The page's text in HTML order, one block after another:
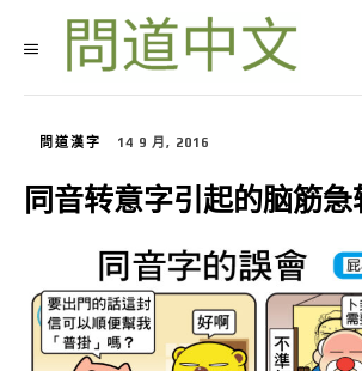
問道漢字 14 9 月, 2016
同音转意字引起的脑筋急